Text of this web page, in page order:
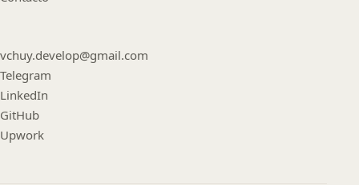
vchuy.develop@gmail.com
Telegram
LinkedIn
GitHub
Upwork